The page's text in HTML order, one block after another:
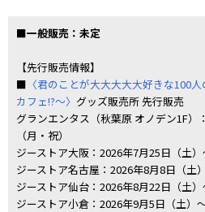
■一般販売：未定
【先行販売情報】
■ 〈君のことが大大大大大好きな100
カフェ!?～〉 グッズ販売所 先行販売
グランエンタス（秋葉原 オノデン1F）
（月・祝）
ジーストア大阪：2026年7月25日（土）
ジーストア名古屋：2026年8月8日（土
ジーストア仙台：2026年8月22日（土）
ジーストア小倉：2026年9月5日（土）